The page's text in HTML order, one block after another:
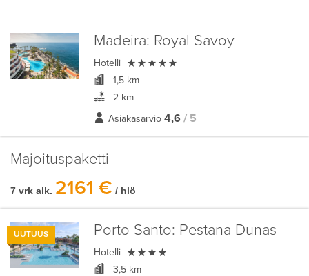
Madeira: Royal Savoy
Hotelli 
1,5 km
2 km
Asiakasarvio 4,6 / 5
Majoituspaketti
7 vrk alk. 2161 € / hlö
UUTUUS Porto Santo: Pestana Dunas
Hotelli 
3,5 km